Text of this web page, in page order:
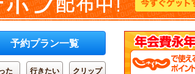
予約プラン一覧
た 行きたい クリップ